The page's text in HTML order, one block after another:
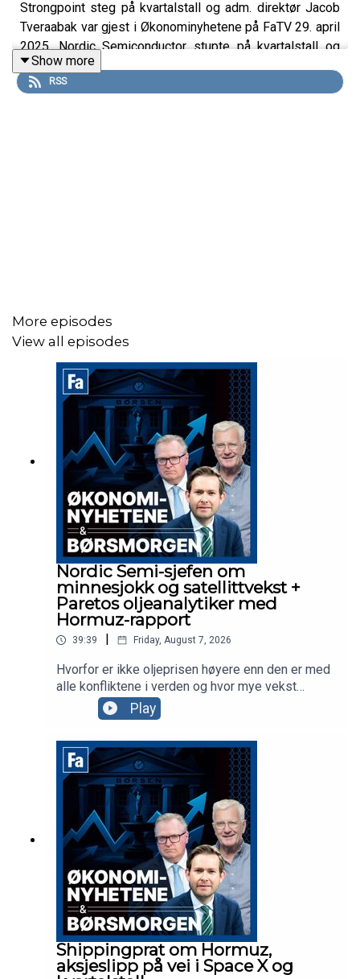
Strongpoint steg på kvartalstall og adm. direktør Jacob
Tveraabak var gjest i Økonominyhetene på FaTV 29. april
2025. Nordic Semiconductor stupte på kvartalstall og
analytiker Christoffer Wang Bjørnsen i DNB Markets,
som følger selskapet tett, var gjest i Økonominyhetene
Show more
RSS
More episodes
View all episodes
Nordic Semi-sjefen om
minnesjokk og satellittvekst +
Paretos oljeanalytiker med
Hormuz-rapport
39:39 | Friday, August 7, 2026
Hvorfor er ikke oljeprisen høyere enn den er med
alle konfliktene i verden og hvor mye vekst
skaper satellittsatsingen som skjer i
teknologibransjen? Vi spør dagens to gjester,
konsernsjef Vegard Wollan i Nordic
Semiconductor og oljeanalytiker i Pareto, Tom
Erik Kristiansen.
Play
Shippingprat om Hormuz,
aksjeslipp på vei i Space X og